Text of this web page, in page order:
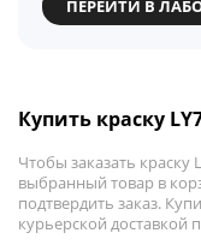
ПЕРЕЙТИ В
Купить краску
Чтобы заказать
выбранный товар в
подтвердить заказ.
курьерской доставкой